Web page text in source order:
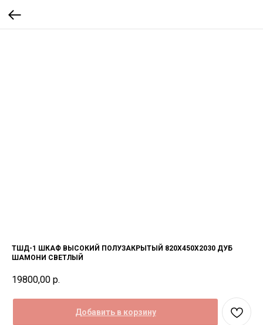
ТШД-1 ШКАФ ВЫСОКИЙ ПОЛУЗАКРЫТЫЙ 820Х450Х2030 ДУБ
ШАМОНИ СВЕТЛЫЙ
19800,00 р.
Добавить в корзину